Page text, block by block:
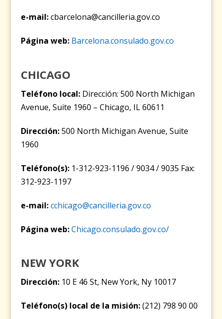
e-mail:cbarcelona@cancilleria.gov.co
Página web: Barcelona.consulado.gov.co
CHICAGO
Teléfono local: Dirección: 500 North Michigan
Avenue, Suite 1960 – Chicago, IL 60611
Dirección:500 North Michigan Avenue, Suite
1960
Teléfono(s): 1-312-923-1196 / 9034 / 9035 Fax:
312-923-1197
e-mail: cchicago@cancilleria.gov.co
Página web:Chicago.consulado.gov.co/
NEW YORK
Dirección: 10 E 46 St, New York, Ny 10017
Teléfono(s) local de la misión:(212) 798 90 00